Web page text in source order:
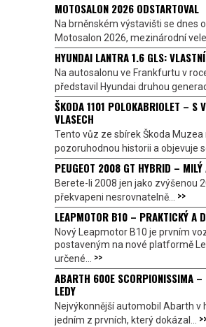
MOTOSALON 2026 ODSTARTOVAL
Na brněnském výstavišti se dnes
Motosalon 2026, mezinárodní
HYUNDAI LANTRA 1.6 GLS:
Na autosalonu ve Frankfurtu v
představil Hyundai druhou
ŠKODA 1101 POLOKABRIOLET – S
VLASECH
Tento vůz ze sbírek Škoda Muzea
pozoruhodnou historii a objevuje
PEUGEOT 2008 GT HYBRID – MILÝ
Berete-li 2008 jen jako zvýšenou
překvapeni nesrovnatelně... >>
LEAPMOTOR B10 – PRAKTICKÝ A
Nový Leapmotor B10 je prvním
postaveným na nové platformě
určené... >>
ABARTH 600E SCORPIONISSIMA –
LEDY
Nejvýkonnější automobil Abarth v
jedním z prvních, který dokázal...